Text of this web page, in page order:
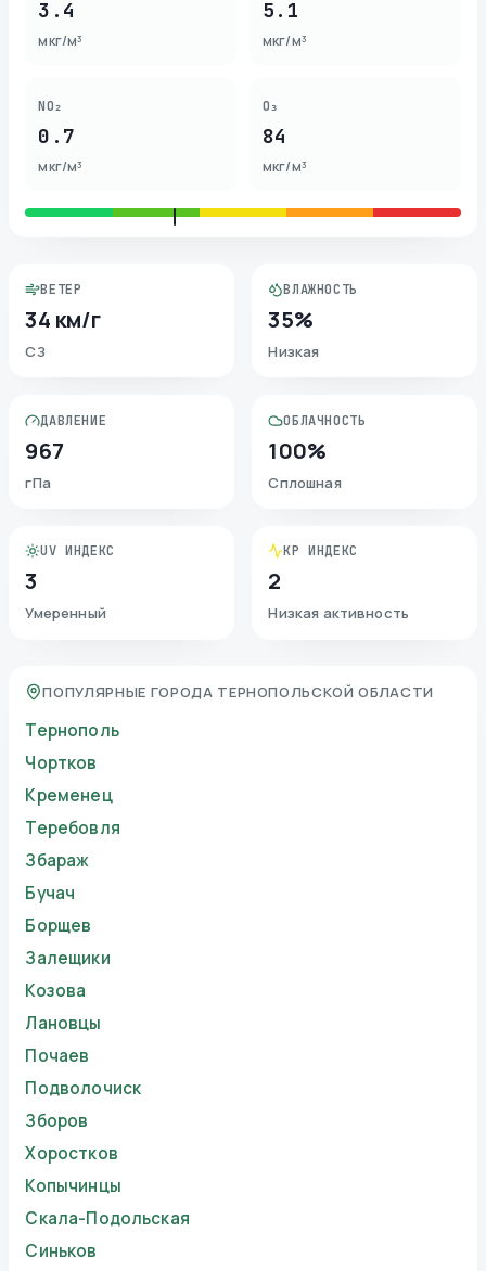
3.4
мкг/м³
5.1
мкг/м³
NO₂
0.7
мкг/м³
O₃
84
мкг/м³
ВЕТЕР
34 км/г
СЗ
ВЛАЖНОСТЬ
35%
Низкая
ДАВЛЕНИЕ
967
гПа
ОБЛАЧНОСТЬ
100%
Сплошная
UV ИНДЕКС
3
Умеренный
KP ИНДЕКС
2
Низкая активность
ПОПУЛЯРНЫЕ ГОРОДА ТЕРНОПОЛЬСКОЙ ОБЛАСТИ
Тернополь
Чортков
Кременец
Теребовля
Збараж
Бучач
Борщев
Залещики
Козова
Лановцы
Почаев
Подволочиск
Зборов
Хоростков
Копычинцы
Скала-Подольская
Синьков